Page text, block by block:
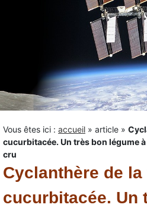
Vous êtes ici : accueil » article »
cucurbitacée. Un très bon légume
cru
Cyclanthère de
cucurbitacée. Un